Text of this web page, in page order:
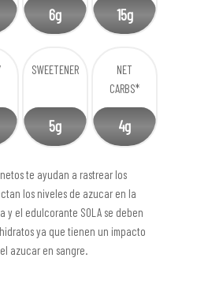
6g 15g
SWEETENER
5g
NET
CARBS*
4g
te ayudan a rastrear los
los niveles de azucar en la
y el edulcorante SOLA se deben
ya que tienen un impacto
azucar en sangre.